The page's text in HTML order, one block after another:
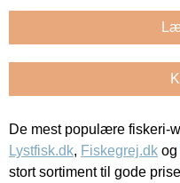
De mest populære fiskeri-
Lystfisk.dk, Fiskegrej.dk og
stort sortiment til gode